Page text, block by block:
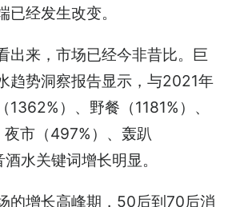
经发生改变。
出来，市场已经今非昔比。巨
趋势洞察报告显示，与2021年
1362%）、野餐（1181%）、
市（497%）、轰趴
酒水关键词增长明显。
的增长高峰期，50后到70后消